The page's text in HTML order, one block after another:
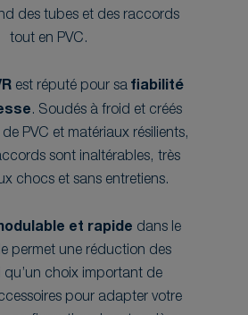
des tubes et des raccords
tout en PVC.
est réputé pour sa fiabilité
. Soudés à froid et créés
PVC et matériaux résilients,
sont inaltérables, très
chocs et sans entretiens.
et rapide dans le
permet une réduction des
qu’un choix important de
pour adapter votre